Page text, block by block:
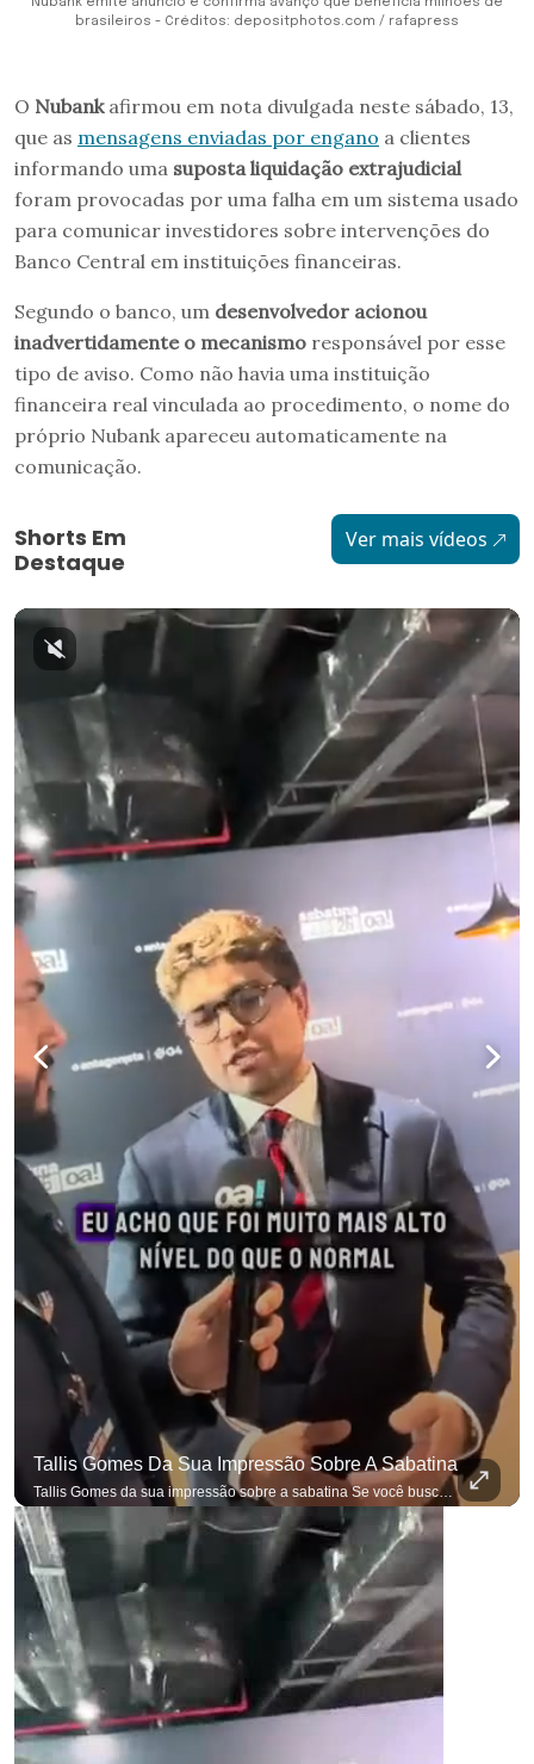
brasileiros - Créditos: depositphotos.com / rafapress
O Nubank afirmou em nota divulgada neste sábado, 13,
que as mensagens enviadas por engano a clientes
informando uma suposta liquidação extrajudicial
foram provocadas por uma falha em um sistema usado
para comunicar investidores sobre intervenções do
Banco Central em instituições financeiras.
Segundo o banco, um desenvolvedor acionou
inadvertidamente o mecanismo responsável por esse
tipo de aviso. Como não havia uma instituição
financeira real vinculada ao procedimento, o nome do
próprio Nubank apareceu automaticamente na
comunicação.
Shorts Em
Destaque
Ver mais vídeos
Tallis Gomes Da Sua Impressão Sobre A Sabatina
Tallis Gomes da sua impressão sobre a sabatina Se você busca informação com credibilidade, inscreva-se agora e ative o